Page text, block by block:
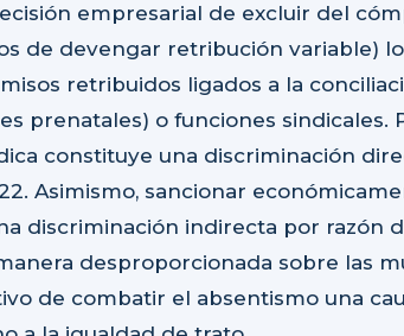
empresarial de excluir del
de devengar retribución variable)
retribuidos ligados a la
prenatales) o funciones sindicales.
constituye una discriminación
Asimismo, sancionar
discriminación indirecta por razón
desproporcionada sobre las
de combatir el absentismo una